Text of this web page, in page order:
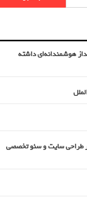
هوشمندانه‌ای داشته
طراحی سایت و سئو تخصصی